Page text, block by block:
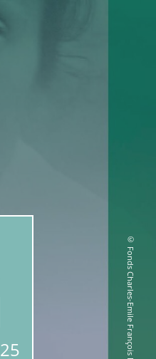
© Fonds Charles-Emile François Franck